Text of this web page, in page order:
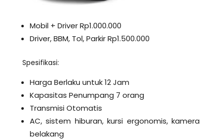
Mobil + Driver Rp1.000.000
Driver, BBM, Tol, Parkir Rp1.500.000
Spesifikasi:
Harga Berlaku untuk 12 Jam
Kapasitas Penumpang 7 orang
Transmisi Otomatis
AC, sistem hiburan, kursi ergonomis, kamera
belakang